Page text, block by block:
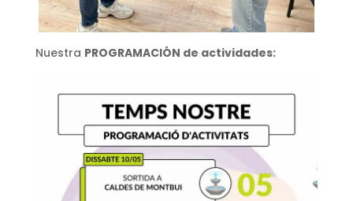
Nuestra PROGRAMACIÓN de actividades: